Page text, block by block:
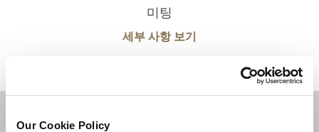
Our Cookie Policy
미팅
세부 사항 보기
적지